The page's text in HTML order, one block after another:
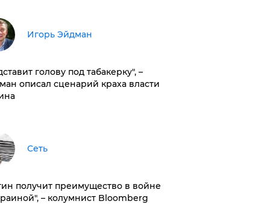
Игорь Эйдман
голову под табакерку", –
описал сценарий краха власти
Сеть
получит преимущество в войне
– колумнист Bloomberg